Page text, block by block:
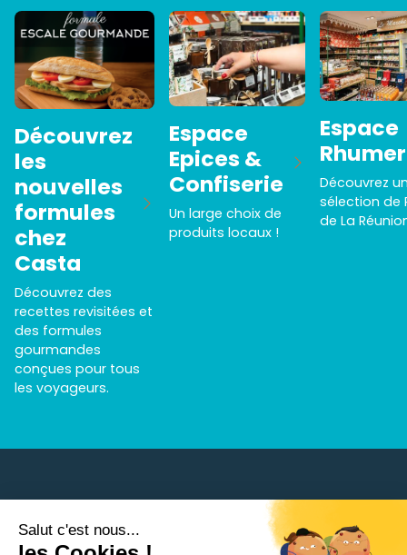
Salut c'est nous...
Découvrez
les
nouvelles
formules
chez
Casta
Découvrez des
recettes revisitées et
des formules
gourmandes
conçues pour tous
les voyageurs.
Espace
Epices &
Confiserie
Un large choix de
produits locaux !
Espace
Découvrez
sélection de
de La
Besoin d'aide ?